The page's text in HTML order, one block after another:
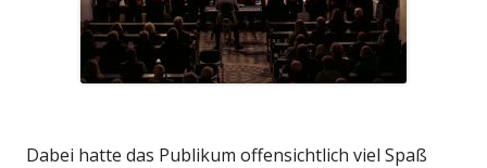
Dabei hatte das Publikum offensichtlich viel Spaß